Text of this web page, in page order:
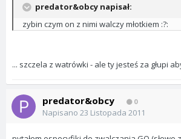
predator&obcy napisał:
zybin czym on z nimi walczy młotkiem :?:
... szczela z watrówki - ale ty jesteś za głupi
predator&obcy 0
Napisano 23 Listopada 2011